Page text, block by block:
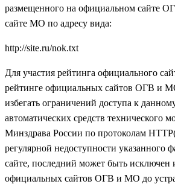
размещенного на официальном сайте
сайте МО по адресу вида:
http://site.ru/nok.txt
Для участия рейтинга официального
рейтинге официальных сайтов ОГВ и
избегать ограничений доступа к
автоматических средств технического
Минздрава России по протоколам
регулярной недоступности указанного
сайте, последний может быть исключен
официальных сайтов ОГВ и МО до